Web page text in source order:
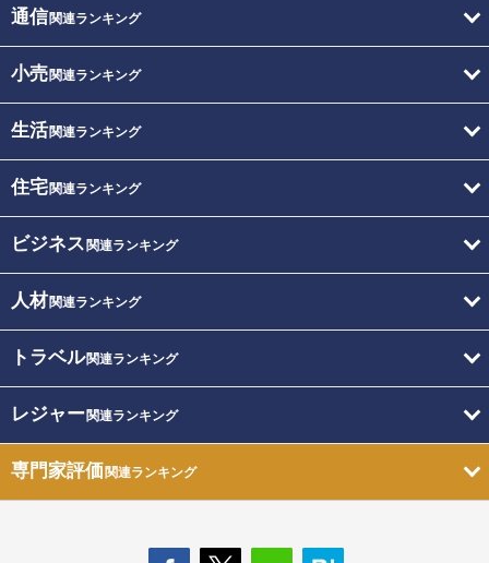
通信関連ランキング
小売関連ランキング
生活関連ランキング
住宅関連ランキング
ビジネス 関連ランキング
人材関連ランキング
トラベル関連ランキング
レジャー関連ランキング
専門家評価関連ランキング